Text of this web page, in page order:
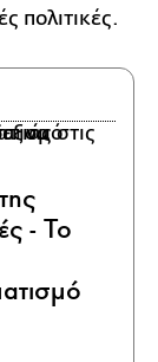
πολιτικές.
- Το